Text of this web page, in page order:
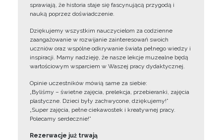
sprawiają, że historia staje się fascynującą przygodą i
nauką poprzez doświadczenie.
Dziękujemy wszystkim nauczycielom za codzienne
zaangażowanie w rozwijanie zainteresowań swoich
uczniów oraz wspólne odkrywanie świata pełnego wiedzy i
inspiracji. Mamy nadzieję, że nasze lekcje muzealne będą
wartościowym wsparciem w Waszej pracy dydaktycznej.
Opinie uczestników mówią same za siebie:
„Byliśmy – świetne zajęcia, prelekcja, przebieranki, zajęcia
plastyczne. Dzieci były zachwycone, dziękujemy!”
„Super zajęcia, pełne ciekawostek i kreatywnej pracy.
Polecamy serdecznie!”
Rezerwacje już trwają